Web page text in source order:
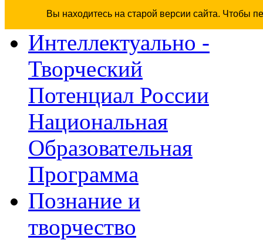
Вы находитесь на старой версии сайта. Чтобы
Интеллектуально -
Творческий
Потенциал России
Национальная
Образовательная
Программа
Познание и
творчество